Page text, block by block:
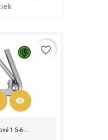
visibility
1.5-6...
favorite_border